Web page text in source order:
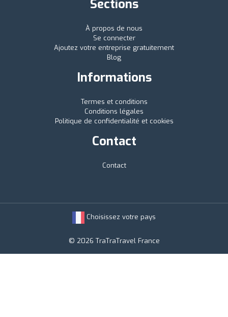
Sections
À propos de nous
Se connecter
Ajoutez votre entreprise gratuitement
Blog
Informations
Termes et conditions
Conditions légales
Politique de confidentialité et cookies
Contact
Contact
Choisissez votre pays
© 2026 TraTraTravel France